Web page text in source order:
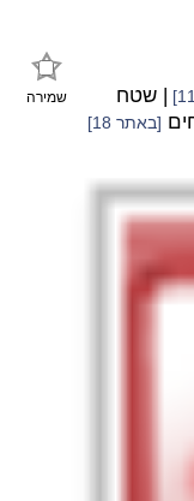
שמירה | שטח
[באתר 18]